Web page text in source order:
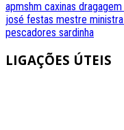
apmshm caxinas dragagem
josé festas mestre ministra
pescadores sardinha
LIGAÇÕES ÚTEIS